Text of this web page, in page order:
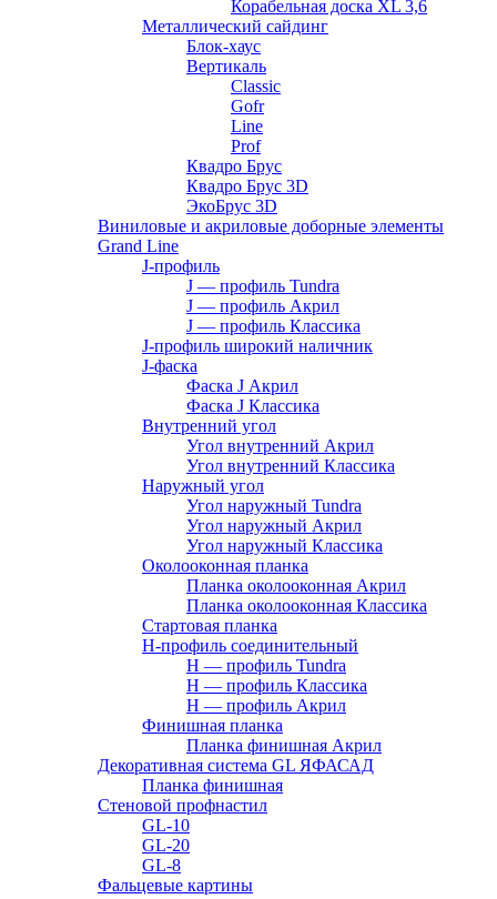
Корабельная доска XL 3,6
Металлический сайдинг
Блок-хаус
Вертикаль
Classic
Gofr
Line
Prof
Квадро Брус
Квадро Брус 3D
ЭкоБрус 3D
Виниловые и акриловые доборные элементы
Grand Line
J-профиль
J — профиль Tundra
J — профиль Акрил
J — профиль Классика
J-профиль широкий наличник
J-фаска
Фаска J Акрил
Фаска J Классика
Внутренний угол
Угол внутренний Акрил
Угол внутренний Классика
Наружный угол
Угол наружный Tundra
Угол наружный Акрил
Угол наружный Классика
Околооконная планка
Планка околооконная Акрил
Планка околооконная Классика
Стартовая планка
H-профиль соединительный
Н — профиль Tundra
H — профиль Классика
Н — профиль Акрил
Финишная планка
Планка финишная Акрил
Декоративная система GL ЯФАСАД
Планка финишная
Стеновой профнастил
GL-10
GL-20
GL-8
Фальцевые картины